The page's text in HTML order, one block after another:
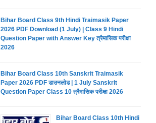
Bihar Board Class 9th Hindi Traimasik Paper
2026 PDF Download (1 July) | Class 9 Hindi
Question Paper with Answer Key त्रैमासिक परीक्षा
2026
Bihar Board Class 10th Sanskrit Traimasik
Paper 2026 PDF डाउनलोड | 1 July Sanskrit
Question Paper Class 10 त्रैमासिक परीक्षा 2026
Bihar Board Class 10th Hindi